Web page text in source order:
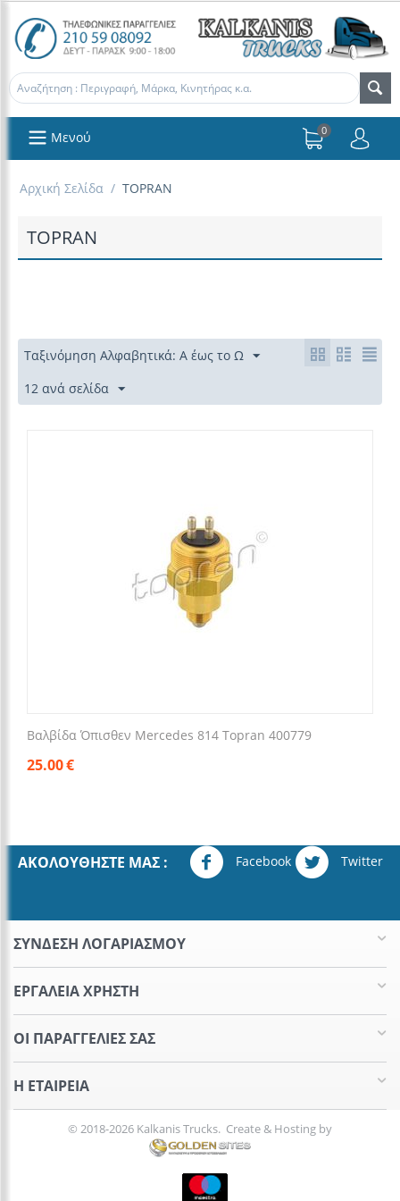
Μενού 0
Αρχική Σελίδα / TOPRAN
TOPRAN
Ταξινόμηση Αλφαβητικά: Α έως το Ω
12 ανά σελίδα
Βαλβίδα Όπισθεν Mercedes 814 Topran 400779
25.00€
ΑΚΟΛΟΥΘΉΣΤΕ ΜΑΣ : Facebook Twitter
ΣΥΝΔΕΣΗ ΛΟΓΑΡΙΑΣΜΟΥ​
ΕΡΓΑΛΕΊΑ ΧΡΉΣΤΗ
ΟΙ ΠΑΡΑΓΓΕΛΊΕΣ​ ΣΑΣ
Η ΕΤΑΙΡΕΊΑ​
© 2018-2026 Kalkanis Trucks. Create & Hosting by